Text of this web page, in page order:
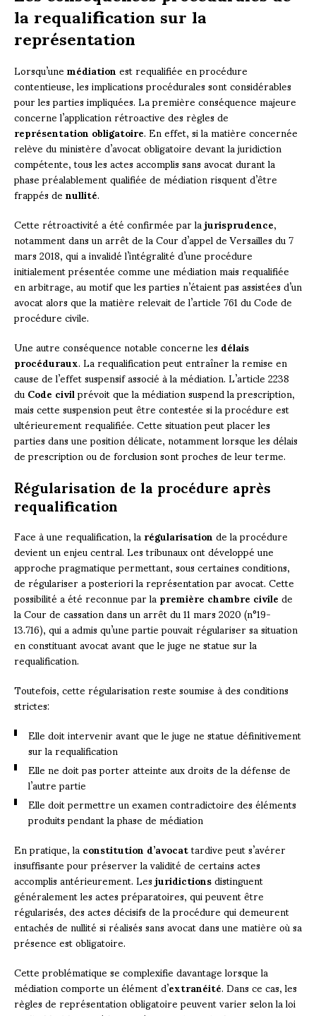
la requalification sur la
représentation
Lorsqu’unemédiationest requalifiée en procédure
contentieuse, les implications procédurales sont considérables
pour les parties impliquées. La première conséquence majeure
concerne l’application rétroactive des règles de
représentation obligatoire. En effet, si la matière concernée
relève du ministère d’avocat obligatoire devant la juridiction
compétente, tous les actes accomplis sans avocat durant la
phase préalablement qualifiée de médiation risquent d’être
frappés denullité.
Cette rétroactivité a été confirmée par lajurisprudence,
notamment dans un arrêt de la Cour d’appel de Versailles du 7
mars 2018, qui a invalidé l’intégralité d’une procédure
initialement présentée comme une médiation mais requalifiée
en arbitrage, au motif que les parties n’étaient pas assistées d’un
avocat alors que la matière relevait de l’article 761 du Code de
procédure civile.
Une autre conséquence notable concerne lesdélais
procéduraux. La requalification peut entraîner la remise en
cause de l’effet suspensif associé à la médiation. L’article 2238
duCode civilprévoit que la médiation suspend la prescription,
mais cette suspension peut être contestée si la procédure est
ultérieurement requalifiée. Cette situation peut placer les
parties dans une position délicate, notamment lorsque les délais
de prescription ou de forclusion sont proches de leur terme.
Régularisation de la procédure après
requalification
Face à une requalification, larégularisationde la procédure
devient un enjeu central. Les tribunaux ont développé une
approche pragmatique permettant, sous certaines conditions,
de régulariser a posteriori la représentation par avocat. Cette
possibilité a été reconnue par lapremière chambre civilede
la Cour de cassation dans un arrêt du 11 mars 2020 (n°19-
13.716), qui a admis qu’une partie pouvait régulariser sa situation
en constituant avocat avant que le juge ne statue sur la
requalification.
Toutefois, cette régularisation reste soumise à des conditions
strictes:
Elle doit intervenir avant que le juge ne statue définitivement
sur la requalification
Elle ne doit pas porter atteinte aux droits de la défense de
l’autre partie
Elle doit permettre un examen contradictoire des éléments
produits pendant la phase de médiation
En pratique, laconstitution d’avocattardive peut s’avérer
insuffisante pour préserver la validité de certains actes
accomplis antérieurement. Lesjuridictionsdistinguent
généralement les actes préparatoires, qui peuvent être
régularisés, des actes décisifs de la procédure qui demeurent
entachés de nullité si réalisés sans avocat dans une matière où sa
présence est obligatoire.
Cette problématique se complexifie davantage lorsque la
médiation comporte un élément d’extranéité. Dans ce cas, les
règles de représentation obligatoire peuvent varier selon la loi